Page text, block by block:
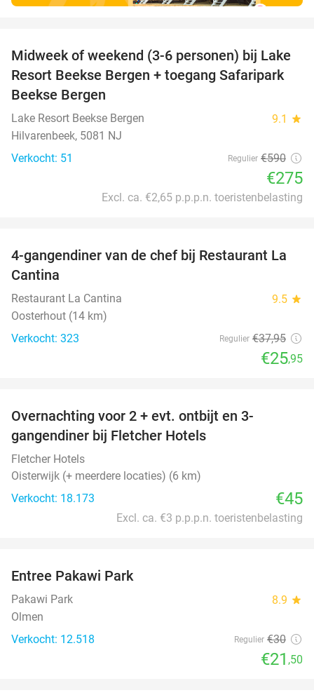
53%
Midweek of weekend (3-6 personen) bij Lake
Resort Beekse Bergen + toegang Safaripark
Beekse Bergen
Lake Resort Beekse Bergen 9.1 star
Hilvarenbeek, 5081 NJ
Verkocht: 51
Regulier €590
€275
Excl. ca. €2,65 p.p.p.n. toeristenbelasting
32%
4-gangendiner van de chef bij Restaurant La
Cantina
Restaurant La Cantina 9.5 star
Oosterhout (14 km)
Verkocht: 323
Regulier €37,95
€25,95
Overnachting voor 2 + evt. ontbijt en 3-
gangendiner bij Fletcher Hotels
Fletcher Hotels
Oisterwijk (+ meerdere locaties) (6 km)
Verkocht: 18.173
€45
Excl. ca. €3 p.p.p.n. toeristenbelasting
Entree Pakawi Park
Pakawi Park 8.9 star
Olmen
Verkocht: 12.518
Regulier €30
€21 ,50